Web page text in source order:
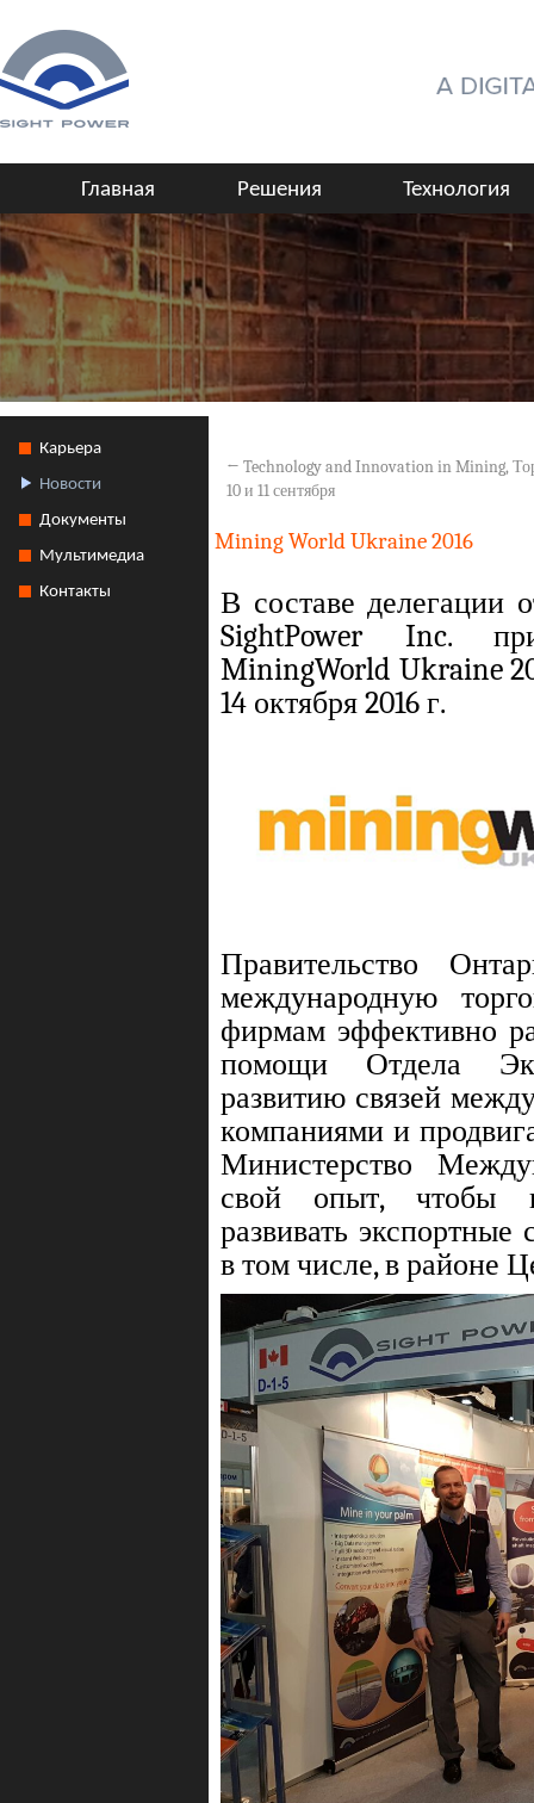
Главная Решения Технология
← Technology and Innovation in Mining,
10 и 11 сентября
Mining World Ukraine 2016
В составе делегации
SightPower Inc.
MiningWorld Ukraine
14 октября 2016 г.
Правительство
международную
фирмам эффективно
помощи Отдела
развитию связей
компаниями и
Министерство
свой опыт, чтобы
развивать экспортные
в том числе, в районе
Карьера
Новости
Документы
Мультимедиа
Контакты